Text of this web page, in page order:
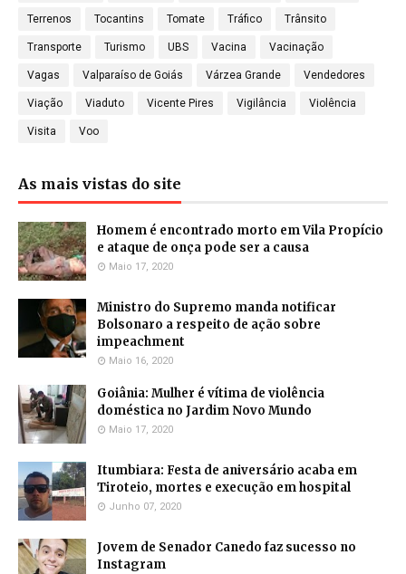
Terrenos Tocantins Tomate Tráfico Trânsito
Transporte Turismo UBS Vacina Vacinação
Vagas Valparaíso de Goiás Várzea Grande Vendedores
Viação Viaduto Vicente Pires Vigilância Violência
Visita Voo
As mais vistas do site
Homem é encontrado morto em Vila Propício
e ataque de onça pode ser a causa
Maio 17, 2020
Ministro do Supremo manda notificar
Bolsonaro a respeito de ação sobre
impeachment
Maio 16, 2020
Goiânia: Mulher é vítima de violência
doméstica no Jardim Novo Mundo
Maio 17, 2020
Itumbiara: Festa de aniversário acaba em
Tiroteio, mortes e execução em hospital
Junho 07, 2020
Jovem de Senador Canedo faz sucesso no
Instagram